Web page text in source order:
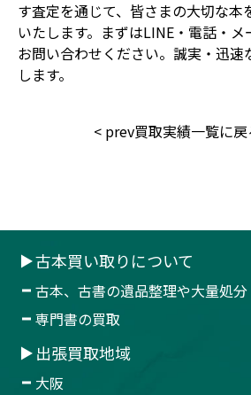
す査定を通じて、皆さまの大切な本
いたします。まずはLINE・電話・
お問い合わせください。誠実・迅速
します。
< prev買取実績一覧に戻
古本買い取りについて
古本、古書の遺品整理や大量処分
専門書の買取
出張買取地域
大阪